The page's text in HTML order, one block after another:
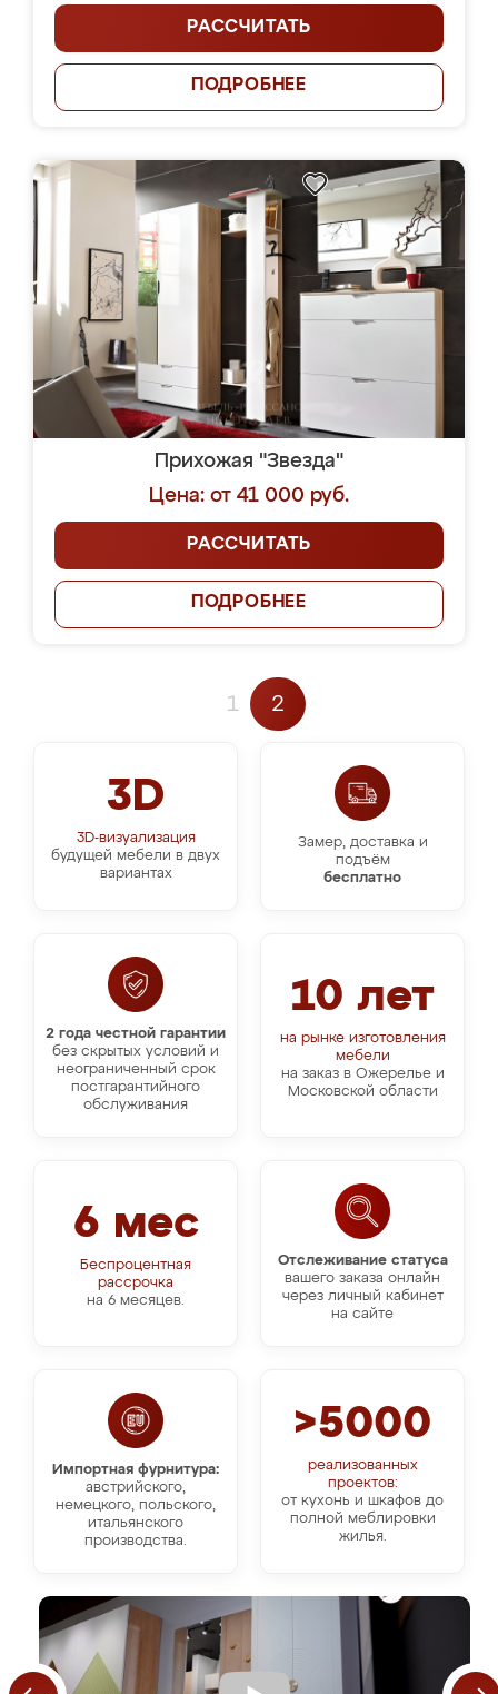
РАССЧИТАТЬ
ПОДРОБНЕЕ
Прихожая "Звезда"
Цена: от 41 000 руб.
РАССЧИТАТЬ
ПОДРОБНЕЕ
1 2
3D
3D-визуализация
будущей мебели в двух
вариантах
Замер, доставка и
подъём
бесплатно
10 лет
на рынке изготовления
мебели
на заказ в Ожерелье и
Московской области
2 года честной гарантии
без скрытых условий и
неограниченный срок
постгарантийного
обслуживания
Отслеживание статуса
вашего заказа онлайн
через личный кабинет
на сайте
6 мес
Беспроцентная
рассрочка
на 6 месяцев.
Импортная фурнитура:
австрийского,
немецкого, польского,
итальянского
производства.
>5000
реализованных
проектов:
от кухонь и шкафов до
полной меблировки
жилья.